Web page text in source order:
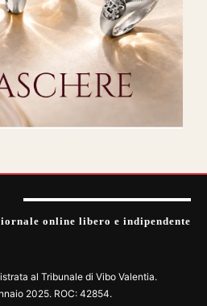
online libero e indipendente
al Tribunale di Vibo Valentia.
2025. ROC: 42854.